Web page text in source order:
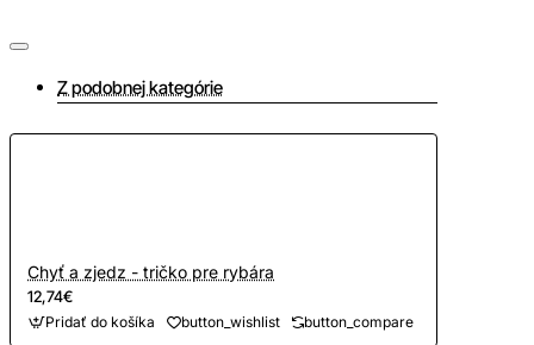
Z podobnej kategórie
Chyť a zjedz - tričko pre rybára
12,74€
Pridať do košíka button_wishlist button_compare